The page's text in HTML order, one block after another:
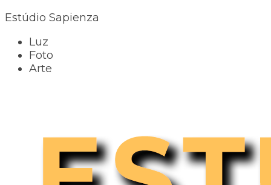
Estúdio Sapienza
Luz
Foto
Arte